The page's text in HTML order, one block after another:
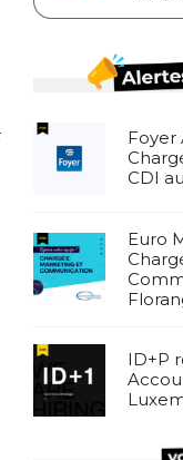
Foyer
CDI
Euro
ID+P